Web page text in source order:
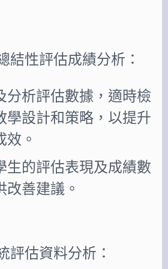
結性評估成績分析：
分析評估數據，適時檢
學設計和策略，以提升
效。
生的評估表現及成績數
改善建議。
評估資料分析：